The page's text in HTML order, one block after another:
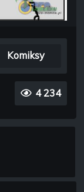
Komiksy
4 234